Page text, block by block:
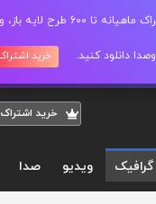
با خرید اشتراک
وصدا دانلود کنید. خرید
خريد اشتراک
گرافیک ویدیو صدا